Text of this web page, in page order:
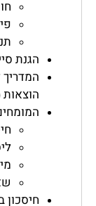
הגנת
הוצאות